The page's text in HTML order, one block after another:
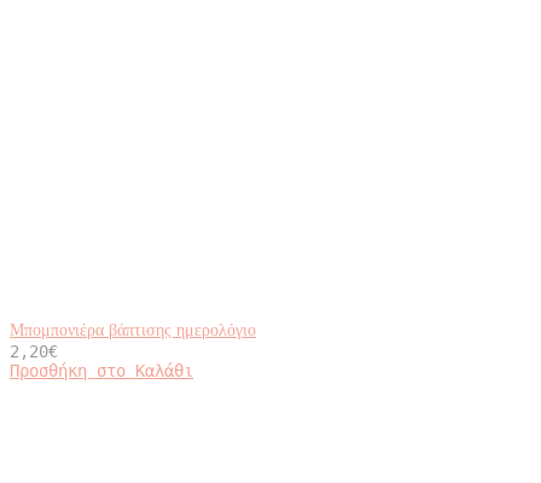
Μπομπονιέρα βάπτισης ημερολόγιο
2,20€
Προσθήκη στο Καλάθι